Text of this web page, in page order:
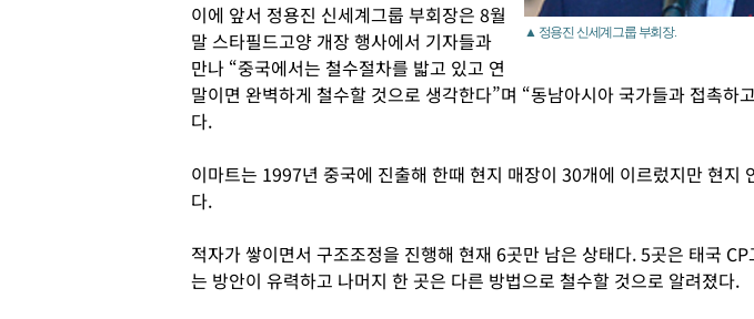
▲ 정용진 신세계그룹 부회장.
이에 앞서 정용진 신세계그룹 부회장은 8월
말 스타필드고양 개장 행사에서 기자들과
만나 “중국에서는 철수절차를 밟고 있고 연
말이면 완벽하게 철수할 것으로 생각한다”며 “동남아시아 국가들과 접촉하
다.
이마트는 1997년 중국에 진출해 한때 현지 매장이 30개에 이르렀지만 현지
다.
적자가 쌓이면서 구조조정을 진행해 현재 6곳만 남은 상태다. 5곳은 태국
는 방안이 유력하고 나머지 한 곳은 다른 방법으로 철수할 것으로 알려졌다.